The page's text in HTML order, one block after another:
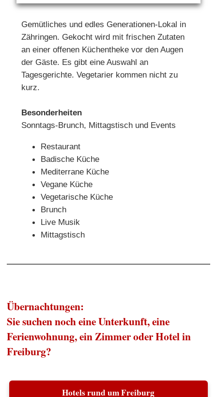
Gemütliches und edles Generationen-Lokal in
Zähringen. Gekocht wird mit frischen Zutaten
an einer offenen Küchentheke vor den Augen
der Gäste. Es gibt eine Auswahl an
Tagesgerichte. Vegetarier kommen nicht zu
kurz.
Besonderheiten
Sonntags-Brunch, Mittagstisch und Events
Restaurant
Badische Küche
Mediterrane Küche
Vegane Küche
Vegetarische Küche
Brunch
Live Musik
Mittagstisch
Übernachtungen:
Sie suchen noch eine Unterkunft, eine
Ferienwohnung, ein Zimmer oder Hotel in
Freiburg?
Hotels rund um Freiburg